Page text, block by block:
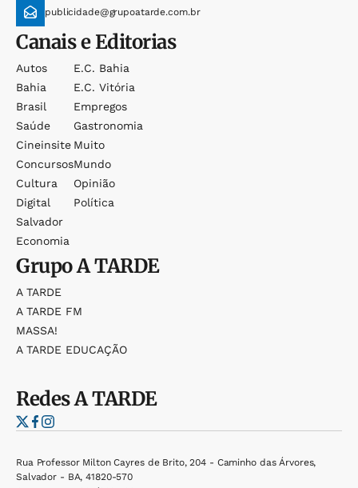
publicidade@grupoatarde.com.br
Canais e Editorias
Autos
Bahia
Brasil
Saúde
Cineinsite
Concursos
Cultura
Digital
Salvador
Economia
E.c. Bahia
E.c. Vitória
Empregos
Gastronomia
Muito
Mundo
Opinião
Política
GrupoA TARDE
A TARDE
A TARDE FM
MASSA!
A TARDE EDUCAÇÃO
RedesA TARDE
Rua Professor Milton Cayres de Brito, 204 - Caminho das Árvores,
Salvador - BA, 41820-570